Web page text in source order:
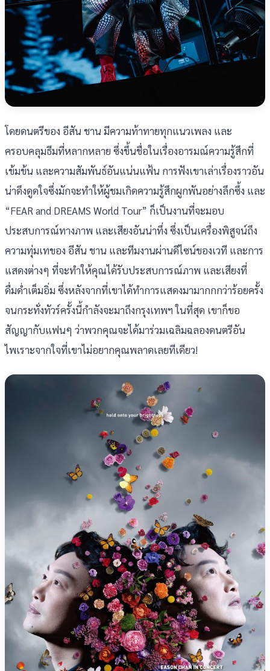
โดยดนตรีของ อีสัน ชาน มีความท้าทายทุกแนวเพลง และ
ครอบคลุมธีมที่หลากหลาย ซึ่งขึ้นชื่อในเรื่องอารมณ์ความรู้สึกที่
เข้มข้น และความสัมพันธ์อันแน่นแฟ้น การฟังเขาเล่าเรื่องราวอัน
น่าดึงดูดใจซึ่งมักจะทำให้ผู้ชมเกิดความรู้สึกผูกพันอย่างลึกซึ้ง และ
“FEAR and DREAMS World Tour” ก็เป็นงานที่จะมอบ
ประสบการณ์ทางภาพ และเสียงอันน่าทึ่ง ซึ่งเป็นเครื่องพิสูจน์ถึง
ความทุ่มเทของ อีสัน ชาน และทีมงานผ่านดีไซน์ของเวที และการ
แสดงต่างๆ ที่จะทำให้คุณได้รับประสบการณ์ภาพ และเสียงที่
ดื่มด่ำเต็มอิ่ม ซึ่งหลังจากที่เขาได้ทำการแสดงมามากกกว่าร้อยครั้ง
จนกระทั่งทัวร์ครั้งนี้กำลังจะมาถึงกรุงเทพฯ ในที่สุด เขาก็ขอ
สัญญากับแฟนๆ ว่าพวกคุณจะได้มาร่วมเฉลิมฉลองดนตรีอัน
ไพเราะจากใจที่เขาไม่อยากคุณพลาดเลยทีเดียว!